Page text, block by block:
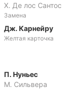
Х. Де лос Сантос
Замена
Дж. Карнейру
Желтая карточка
П. Нуньес
М. Сильвера